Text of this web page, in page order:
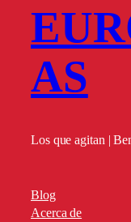
AS
Los que agitan |
Blog
Acerca de